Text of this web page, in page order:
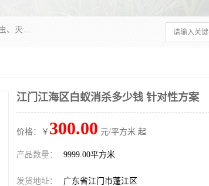
江门市瑞可环境科技有限公司是具有白蚁防治资质的大型专业除四害公司;专业灭老鼠、灭臭虫、灭蟑螂、灭跳蚤、灭蚊、灭蝇、灭白蚁、防蛇等各种害虫的防治。经过多年的努力，公司发展成为集PCO研究、生物制药、害虫防治于一体的专业杀虫灭鼠公司。
江门江海区白蚁消杀多少钱 针对性方案
价格：￥ 300.00 元/平方米 起
产品数量： 9999.00平方米
发货地址： 广东省江门市蓬江区